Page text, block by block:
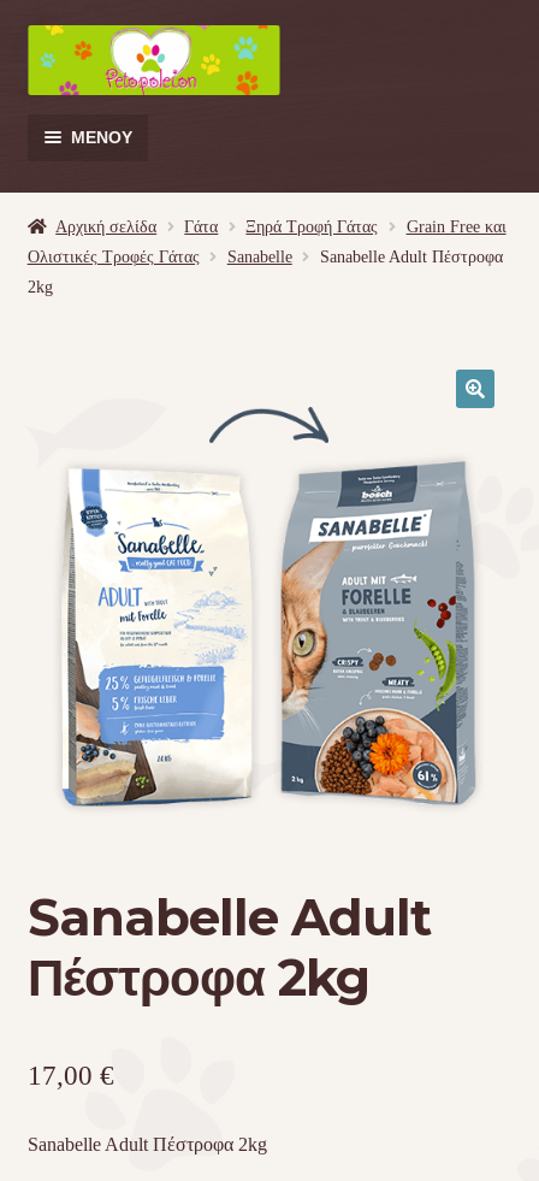
Απευθείας
μετάβαση
στην
πλοήγηση
Μετάβαση
σε
περιεχόμενο
ΜΕΝΟΎ
Πουλί
Κρεβατάκια
Τσάντες μεταφοράς
Επικοινωνία
Φροντίδα – Είδη Υγιεινής
Αρχική σελίδα Γάτα Ξηρά Τροφή Γάτας
Grain Free και
Ολιστικές Τροφές Γάτας
Sanabelle
Sanabelle Adult Πέστροφα
2kg
Sanabelle Adult
Πέστροφα 2kg
17,00 €
Sanabelle Adult Πέστροφα 2kg